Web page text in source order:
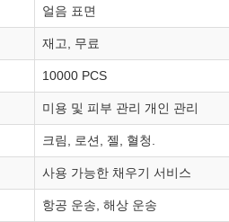
얼음 표면
재고, 무료
10000 PCS
미용 및 피부 관리 개인 관리
크림, 로션, 젤, 혈청.
사용 가능한 채우기 서비스
항공 운송, 해상 운송